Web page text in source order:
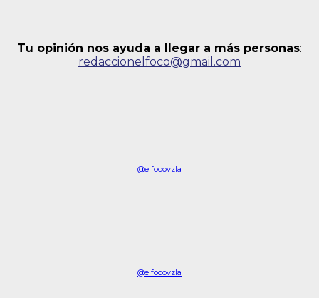
Tu opinión nos ayuda a llegar a más personas:
redaccionelfoco@gmail.com
@elfocovzla
@elfocovzla